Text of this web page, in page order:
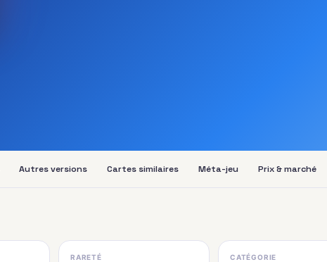
Autres versions Cartes similaires Méta-jeu Prix & marché
RARETÉ CATÉGORIE